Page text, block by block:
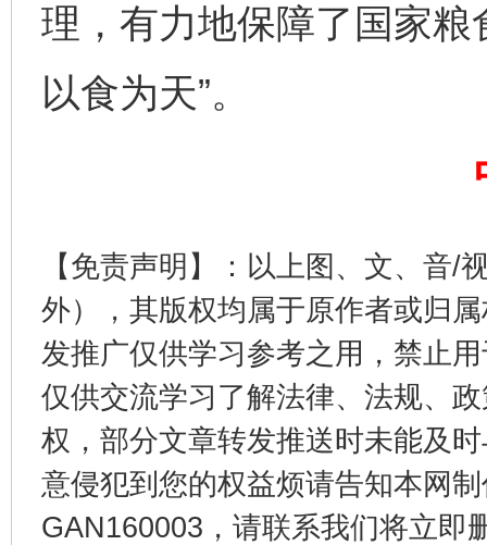
理，有力地保障了国家粮
以食为天”。
【免责声明】：以上图、文、音/
外），其版权均属于原作者或归
发推广仅供学习参考之用，禁止
仅供交流学习了解法律、法规、
权，部分文章转发推送时未能及
意侵犯到您的权益烦请告知本网
GAN160003，请联系我们将立即
公平竞争审查“十大案例”出炉！ 一纸欠